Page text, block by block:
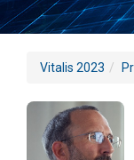
Vitalis 2023